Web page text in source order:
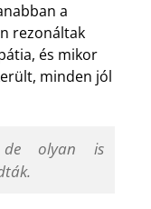
a
rezonáltak
és mikor
minden jól
de olyan is